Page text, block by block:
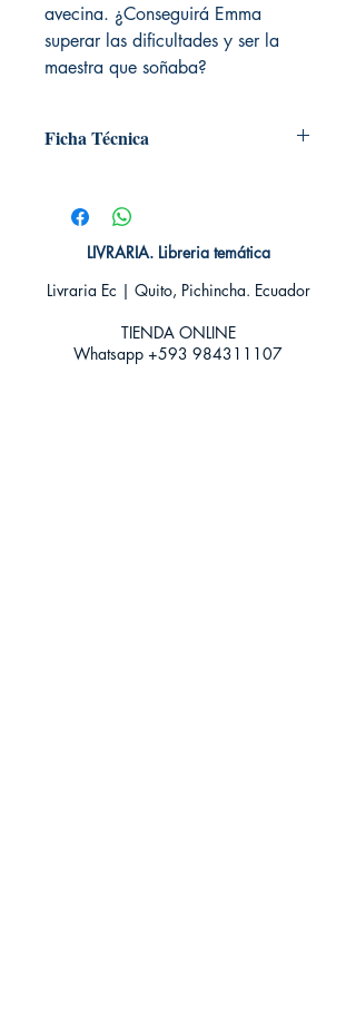
avecina. ¿Conseguirá Emma
superar las dificultades y ser la
maestra que soñaba?
Ficha Técnica
Editorial: Libros de Seda
Idioma: Castellano
Encuadernación: Tapa blanda
Categoría: Novela Contemporanea
LIVRARIA. Libreria temática
Livraria Ec | Quito, Pichincha. Ecuador
TIENDA ONLINE​
Whatsapp +593 984311107